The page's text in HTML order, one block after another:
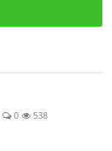
0 538